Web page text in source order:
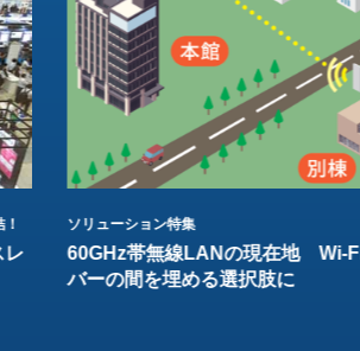
レ
ソリューション特集
60GHz帯無線LANの現在地 Wi-
バーの間を埋める選択肢に